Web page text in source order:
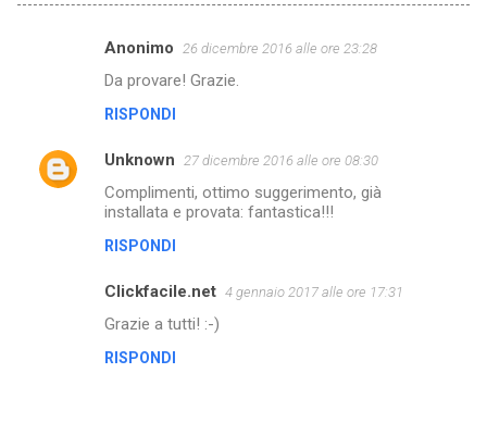
m
e
Anonimo 26 dicembre 2016 alle ore 23:28
Da provare! Grazie.
RISPONDI
Unknown 27 dicembre 2016 alle ore 08:30
Complimenti, ottimo suggerimento, già
installata e provata: fantastica!!!
RISPONDI
Clickfacile.net 4 gennaio 2017 alle ore 17:31
Grazie a tutti! :-)
RISPONDI